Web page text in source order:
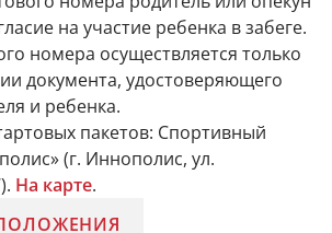
на участие ребенка в забеге.
номера осуществляется только
документа, удостоверяющего
и ребенка.
пакетов: Спортивный
(г. Иннополис, ул.
На карте.